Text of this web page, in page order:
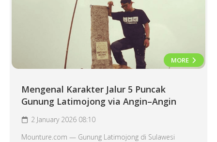
MORE
Mengenal Karakter Jalur 5 Puncak
Gunung Latimojong via Angin–Angin
2 January 2026 08:10
Mounture.com — Gunung Latimojong di Sulawesi